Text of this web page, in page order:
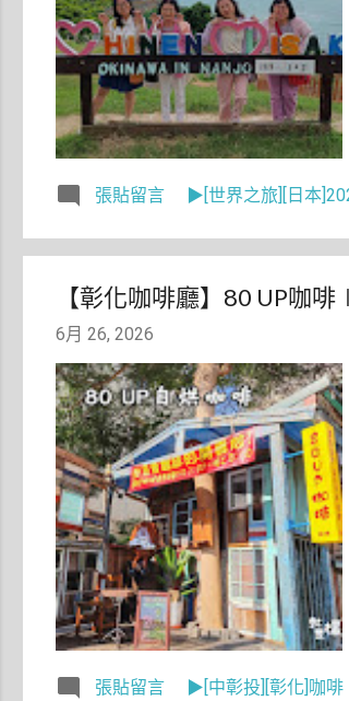
張貼留言 ▶[世界之旅][日本
【彰化咖啡廳】80 UP咖
6月 26, 2026
張貼留言 ▶[中彰投][彰化]咖啡